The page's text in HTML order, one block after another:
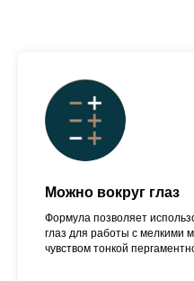
Можно вокруг глаз
Формула позволяет
глаз для работы с мелкими
чувством тонкой